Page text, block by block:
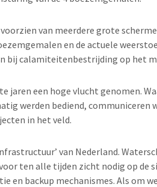
van meerdere grote
en de actuele
bij calamiteitenbestrijding op het
een hoge vlucht genomen.
werden bediend, communiceren
in het veld.
van Nederland.
ten alle tijden zicht nodig op de
en backup mechanismes. Als om